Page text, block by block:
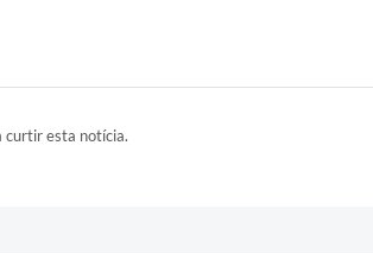
curtir esta notícia.